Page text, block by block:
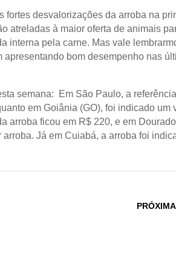
fortes desvalorizações da arroba na
atreladas à maior oferta de animais
interna pela carne. Mas vale
bom desempenho nas
semana: Em São Paulo, a
em Goiânia (GO), foi indicado um
arroba ficou em R$ 220, e em
Já em Cuiabá, a arroba foi